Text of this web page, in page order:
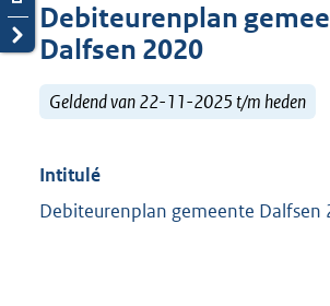
Debiteurenplan
Dalfsen 2020
Geldend van 22-11-2025 t/m heden
Intitulé
Debiteurenplan gemeente Dalfsen